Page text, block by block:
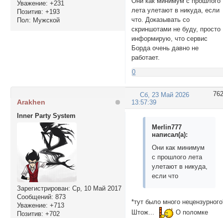
Уважение: +231
Позитив: +193
Пол: Мужской
лета улетают в никуда, если
что. Доказывать со
скриншотами не буду, просто
информирую, что сервис
Борда очень давно не
работает.
0
762
Сб, 23 Май 2026
13:57:39
Arakhen
Inner Party System
Зарегистрирован: Ср, 10 Май 2017
Сообщений: 873
Уважение: +713
Позитив: +702
Merlin777
написал(а):
Они как минимум
с прошлого лета
улетают в никуда,
если что
*тут было много
Штож...
О поломке